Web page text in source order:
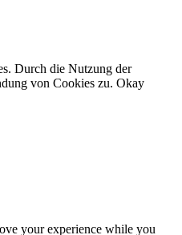
Durch die Nutzung der
von Cookies zu. Okay
your experience while you